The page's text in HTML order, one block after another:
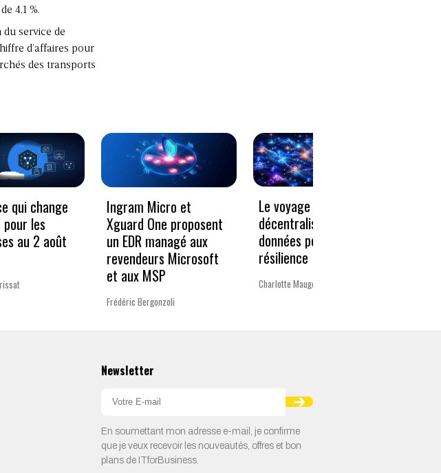
4,1 %.
du service de
d’affaires pour
des transports
qui change
les
au 2 août
Ingram Micro et
Xguard One proposent
un EDR managé aux
revendeurs Microsoft
et aux MSP
Frédéric Bergonzoli
Le voyage vers la
décentralisation des
données pour plus de
résilience
Charlotte Mauger
Newsletter
En soumettant mon adresse e-mail, je confirme
que je veux recevoir les nouveautés, offres et bon
plans de ITforBusiness.